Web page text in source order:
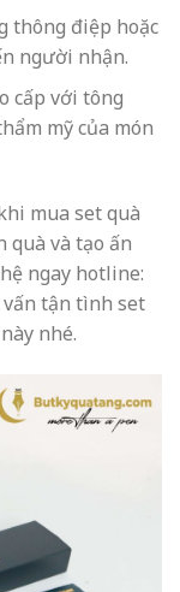
thông điệp hoặc
người nhận.
cấp với tông
mỹ của món
mua set quà
quà và tạo ấn
ngay hotline:
tận tình set
nhé.